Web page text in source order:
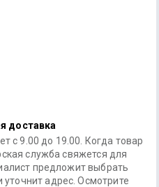
доставка
с 9.00 до 19.00. Когда товар
служба свяжется для
предложит выбрать
адрес. Осмотрите